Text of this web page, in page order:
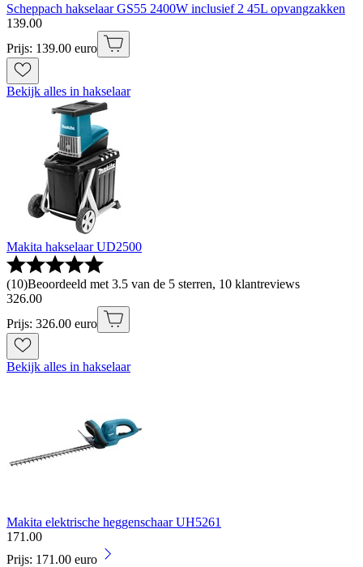
Scheppach hakselaar GS55 2400W inclusief 2 45L opvangzakken
139.00
Prijs: 139.00 euro
Bekijk alles in hakselaar
Makita hakselaar UD2500
(10)Beoordeeld met 3.5 van de 5 sterren, 10 klantreviews
326.00
Prijs: 326.00 euro
Bekijk alles in hakselaar
Makita elektrische heggenschaar UH5261
171 .00
Prijs: 171.00 euro